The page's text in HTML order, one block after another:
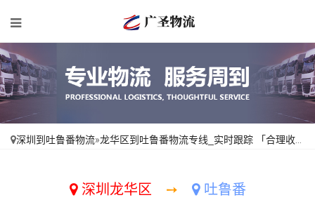
深圳到吐鲁番物流»龙华区到吐鲁番物流专线_实时跟踪 「合理收费」
深圳龙华区 ➙ 吐鲁番